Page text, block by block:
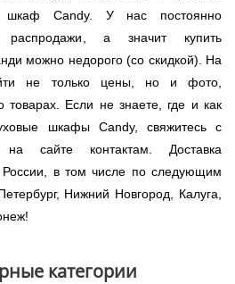
шкаф Candy. У нас постоянно
а значит купить
можно недорого (со скидкой). На
не только цены, но и фото,
товарах. Если не знаете, где и как
шкафы Candy, свяжитесь с
сайте контактам. Доставка
России, в том числе по следующим
Нижний Новгород, Калуга,
категории